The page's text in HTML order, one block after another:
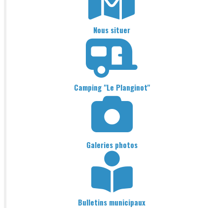
Nous situer
Camping "Le Planginot"
Galeries photos
Bulletins municipaux